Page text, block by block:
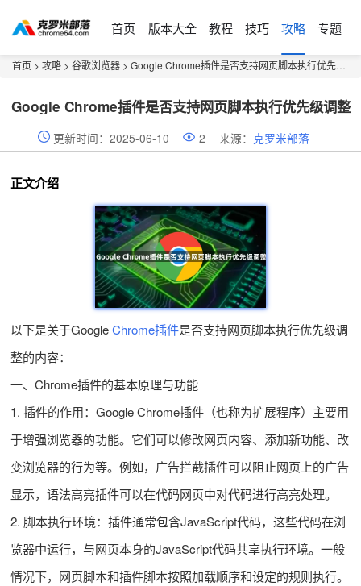
首页 版本大全 教程 技巧 攻略 专题
首页 > 攻略 > 谷歌浏览器 > Google Chrome插件是否支持网页脚本执行优先级调整
Google Chrome插件是否支持网页脚本执行优先级调整
更新时间：2025-06-10 2 来源： 克罗米部落
正文介绍
以下是关于GoogleChrome插件是否支持网页脚本执行优先级调
整的内容：
一、Chrome插件的基本原理与功能
1. 插件的作用：Google Chrome插件（也称为扩展程序）主要用
于增强浏览器的功能。它们可以修改网页内容、添加新功能、改
变浏览器的行为等。例如，广告拦截插件可以阻止网页上的广告
显示，语法高亮插件可以在代码网页中对代码进行高亮处理。
2. 脚本执行环境：插件通常包含JavaScript代码，这些代码在浏
览器中运行，与网页本身的JavaScript代码共享执行环境。一般
情况下，网页脚本和插件脚本按照加载顺序和设定的规则执行。